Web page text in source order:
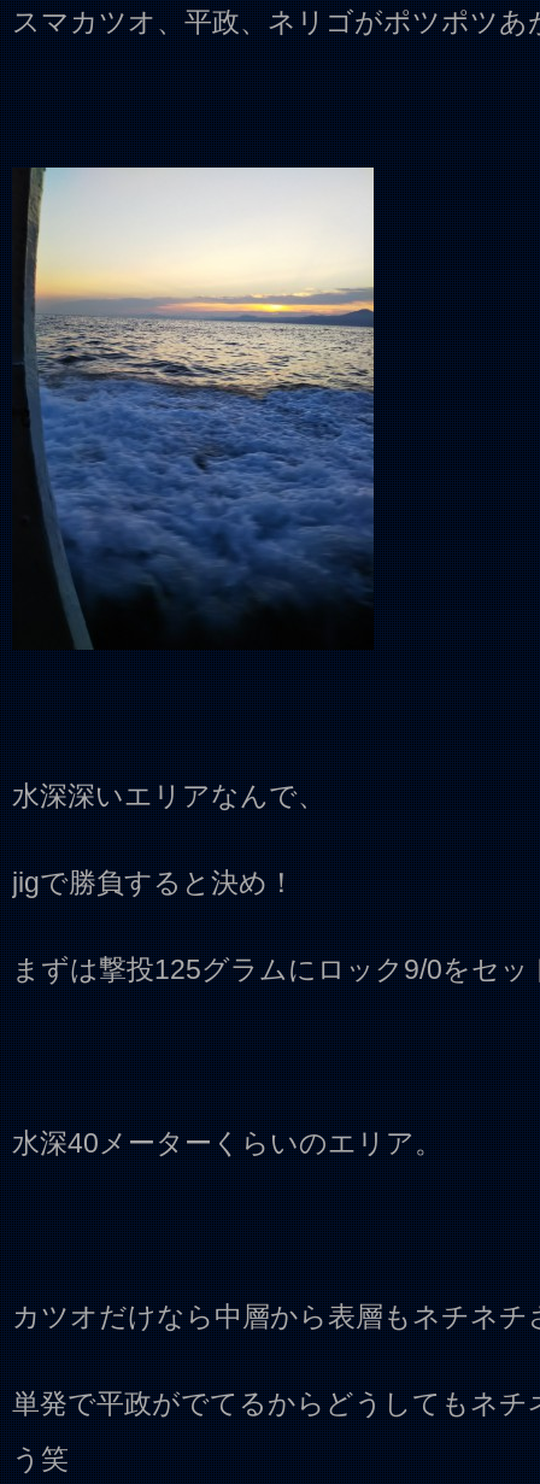
スマカツオ、平政、ネリゴがポツポツ
水深深いエリアなんで、
jigで勝負すると決め！
まずは撃投125グラムにロック9/0をセッ
水深40メーターくらいのエリア。
カツオだけなら中層から表層もネチネチ
単発で平政がでてるからどうしてもネ
う笑